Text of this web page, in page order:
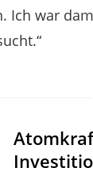
Ich war